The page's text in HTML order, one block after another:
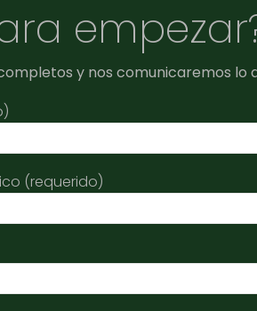
y nos comunicaremos lo
(requerido)